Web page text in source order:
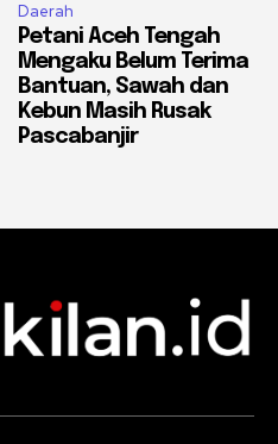
Daerah
Petani Aceh Tengah
Mengaku Belum Terima
Bantuan, Sawah dan
Kebun Masih Rusak
Pascabanjir